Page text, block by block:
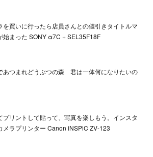
を買いに行ったら店員さんとの値引きタイトルマ
始まった SONY α7C + SEL35F18F
あつまれどうぶつの森 君は一体何になりたいの
プリントして貼って、写真を楽しもう。インスタ
メラプリンター Canon iNSPiC ZV-123